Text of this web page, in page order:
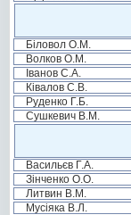
Біловол О.М.
Волков О.М.
Іванов С.А.
Ківалов С.В.
Руденко Г.Б.
Сушкевич В.М.
Васильєв Г.А.
Зінченко О.О.
Литвин В.М.
Мусіяка В.Л.